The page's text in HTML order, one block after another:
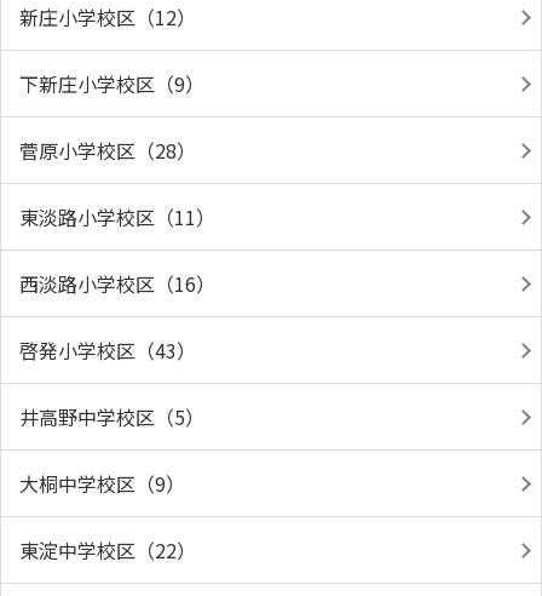
新庄小学校区（12）
下新庄小学校区（9）
菅原小学校区（28）
東淡路小学校区（11）
西淡路小学校区（16）
啓発小学校区（43）
井高野中学校区（5）
大桐中学校区（9）
東淀中学校区（22）